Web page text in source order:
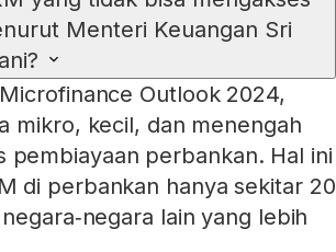
Menteri Keuangan Sri
Outlook 2024,
mikro, kecil, dan menengah
pembiayaan perbankan. Hal ini
di perbankan hanya sekitar 20
lain yang lebih